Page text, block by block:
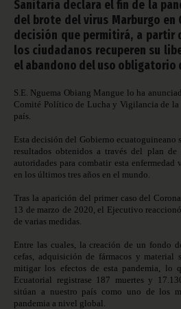
Sanitaria declara el fin de la
del brote del virus Marburgo en
decisión que permitirá, a partir
los ciudadanos recuperen su
el abandono del uso obligatorio
S.E. Nguema Obiang Mangue lo ha
Comité Político de Lucha y Vigilancia de
país.
Esta decisión del Gobierno ecuatoguineano
resultados obtenidos a través del plan
autoridades para combatir esta enfermedad
en los últimos tres años en el mundo.
Tras la aparición del primer caso del
13 de marzo de 2020, el Ejecutivo
de varias medidas.
Entre las cuales, la creación de un fondo
cefas, adquisición de fármacos y
mitigar los efectos de esta pandemia, lo
Ecuatorial registrase 187 muertes y
sitúan a nuestro país como uno de los
pandemia a nivel global.